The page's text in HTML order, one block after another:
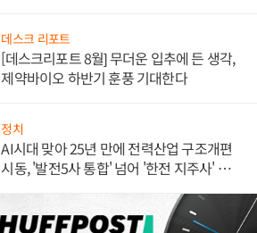
데스크 리포트
[데스크리포트 8월] 무더운 입추에 든 생각,
제약바이오 하반기 훈풍 기대한다
정치
AI시대 맞아 25년 만에 전력산업 구조개편
시동, '발전5사 통합' 넘어 '한전 지주사' 재편